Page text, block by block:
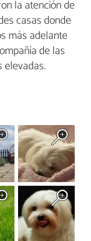
la atención de
casas donde
más adelante
de las
elevadas.